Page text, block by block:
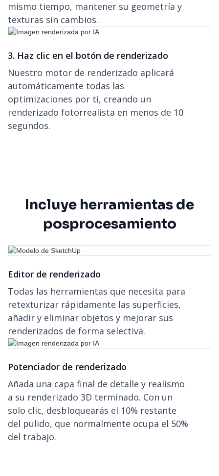
mismo tiempo, mantener su geometría y
texturas sin cambios.
3. Haz clic en el botón de renderizado
Nuestro motor de renderizado aplicará
automáticamente todas las
optimizaciones por ti, creando un
renderizado fotorrealista en menos de 10
segundos.
Incluye herramientas de
posprocesamiento
Editor de renderizado
Todas las herramientas que necesita para
retexturizar rápidamente las superficies,
añadir y eliminar objetos y mejorar sus
renderizados de forma selectiva.
Potenciador de renderizado
Añada una capa final de detalle y realismo
a su renderizado 3D terminado. Con un
solo clic, desbloquearás el 10% restante
del pulido, que normalmente ocupa el 50%
del trabajo.